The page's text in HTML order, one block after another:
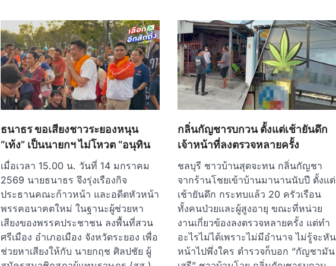
ธนาธร ขอเสียงชาวระยองหนุน
“เท้ง” เป็นนายกฯ ไม่โหวต “อนุทิน
เมื่อเวลา 15.00 น. วันที่ 14 มกราคม
2569 นายธนาธร จึงรุ่งเรืองกิจ
ประธานคณะก้าวหน้า และอดีตหัวหน้า
พรรคอนาคตใหม่ ในฐานะผู้ช่วยหา
เสียงของพรรคประชาชน ลงพื้นที่สวน
ศรีเมือง อำเภอเมือง จังหวัดระยอง เพื่อ
ช่วยหาเสียงให้กับ นายกฤช ศิลปชัย ผู้
กลิ่นกัญชารบกวน ตั้งแต่เช้ายันดึก
เจ้าหน้าที่ลงตรวจหลายครั้ง
ชลบุรี ชาวบ้านสุดจะทน กลิ่นกัญชา
จากร้านโชยเข้าบ้านมานานนับปี ตั้งแต่
เช้ายันดึก กระทบแล้ว 20 ครัวเรือน
ทั้งคนป่วยและผู้สูงอายุ ขณะที่หน่วย
งานเกี่ยวข้องลงตรวจหลายครั้ง แต่ทำ
อะไรไม่ได้เพราะไม่มีอำนาจ ไม่รู้จะหัน
หน้าไปพึ่งใคร ตำรวจก็บอก “กัญชามัน